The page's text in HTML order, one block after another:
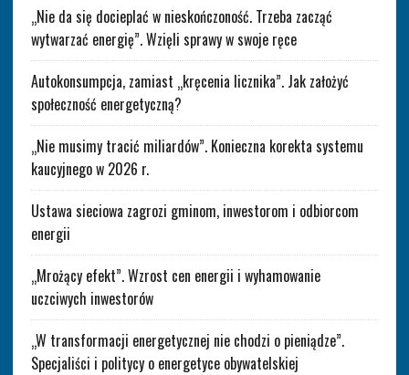
„Nie da się docieplać w nieskończoność. Trzeba zacząć
wytwarzać energię”. Wzięli sprawy w swoje ręce
Autokonsumpcja, zamiast „kręcenia licznika”. Jak założyć
społeczność energetyczną?
„Nie musimy tracić miliardów”. Konieczna korekta systemu
kaucyjnego w 2026 r.
Ustawa sieciowa zagrozi gminom, inwestorom i odbiorcom
energii
„Mrożący efekt”. Wzrost cen energii i wyhamowanie
uczciwych inwestorów
„W transformacji energetycznej nie chodzi o pieniądze”.
Specjaliści i politycy o energetyce obywatelskiej